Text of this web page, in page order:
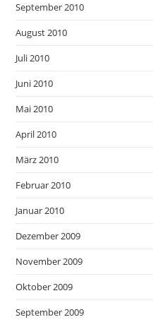
September 2010
August 2010
Juli 2010
Juni 2010
Mai 2010
April 2010
März 2010
Februar 2010
Januar 2010
Dezember 2009
November 2009
Oktober 2009
September 2009